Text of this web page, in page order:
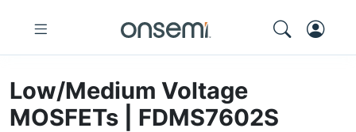
Low/Medium Voltage
MOSFETs | FDMS7602S